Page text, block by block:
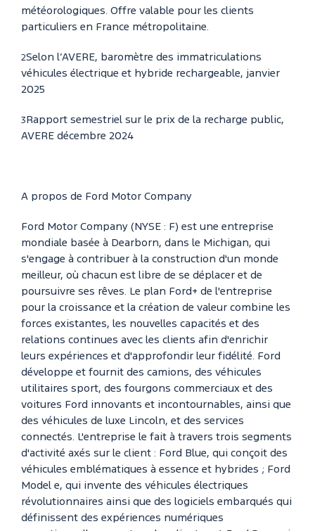
météorologiques. Offre valable pour les clients
particuliers en France métropolitaine.
2Selon l’AVERE, baromètre des immatriculations
véhicules électrique et hybride rechargeable, janvier
2025
3 Rapport semestriel sur le prix de la recharge public,
AVERE décembre 2024
A propos de Ford Motor Company
Ford Motor Company (NYSE : F) est une entreprise
mondiale basée à Dearborn, dans le Michigan, qui
s'engage à contribuer à la construction d'un monde
meilleur, où chacun est libre de se déplacer et de
poursuivre ses rêves. Le plan Ford+ de l'entreprise
pour la croissance et la création de valeur combine les
forces existantes, les nouvelles capacités et des
relations continues avec les clients afin d'enrichir
leurs expériences et d'approfondir leur fidélité. Ford
développe et fournit des camions, des véhicules
utilitaires sport, des fourgons commerciaux et des
voitures Ford innovants et incontournables, ainsi que
des véhicules de luxe Lincoln, et des services
connectés. L'entreprise le fait à travers trois segments
d'activité axés sur le client : Ford Blue, qui conçoit des
véhicules emblématiques à essence et hybrides ; Ford
Model e, qui invente des véhicules électriques
révolutionnaires ainsi que des logiciels embarqués qui
définissent des expériences numériques